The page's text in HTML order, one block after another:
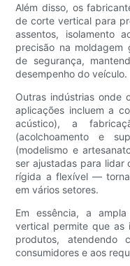
Além disso, os
de corte vertical para
assentos, isolamento
precisão na moldagem
de segurança,
desempenho do veículo.
Outras indústrias onde
aplicações incluem a
acústico), a
(acolchoamento e
(modelismo e
ser ajustadas para
rígida a flexível —
em vários setores.
Em essência, a
vertical permite que as
produtos, atendendo
consumidores e aos